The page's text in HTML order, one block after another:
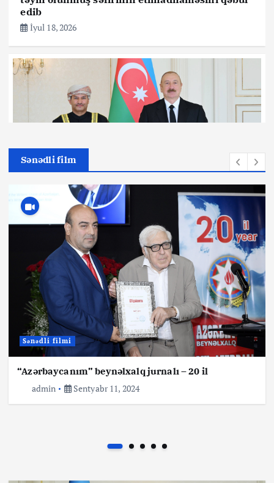
edib
İyul 18, 2026
MƏDƏNİYYƏT
İlham Əliyev Omanın Azərbaycanda yeni təyin
olunmuş səfirinin etimadnaməsini qəbul edib
İyul 18, 2026
təyin olunmuş səfirinin etimadnaməsini qəbul
Sənədli film
Sənədli filmi
“Azərbaycanım” beynəlxalq jurnalı – 20 il
admin
Sentyabr 11, 2024